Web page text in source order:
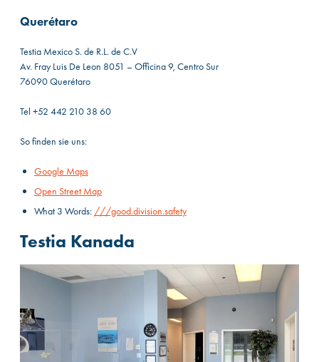
Querétaro
Testia Mexico S. de R.L. de C.V
Av. Fray Luis De Leon 8051 – Of‍ficina 9, Centro Sur
76090 Querétaro
Tel +52 442 210 38 60
So finden sie uns:
Google Maps
Open Street Map
What 3 Words: ///good.division.safety
Testia Kanada